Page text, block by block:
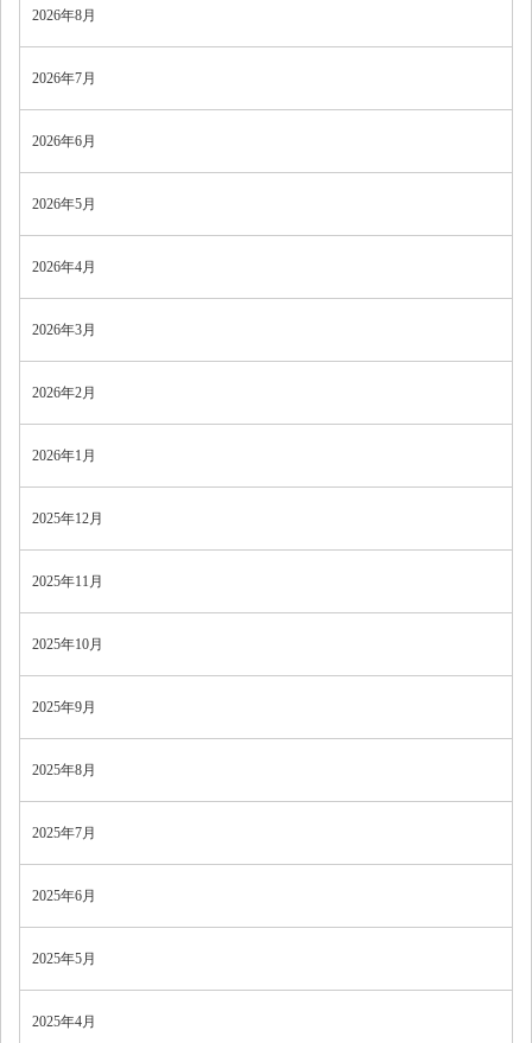
2026年8月
2026年7月
2026年6月
2026年5月
2026年4月
2026年3月
2026年2月
2026年1月
2025年12月
2025年11月
2025年10月
2025年9月
2025年8月
2025年7月
2025年6月
2025年5月
2025年4月